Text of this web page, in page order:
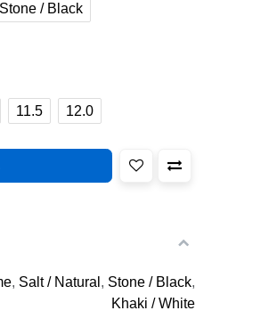
Stone / Black
11.5 12.0
, Salt / Natural , Stone / Black,
Khaki / White